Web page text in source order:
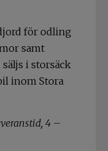
för odling
samt
i storsäck
inom Stora
4 –